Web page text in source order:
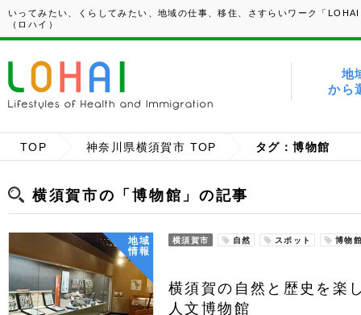
いってみたい、くらしてみたい、地域の仕事、移住、さすらいワーク「
（ロハイ）
地
から
TOP 神奈川県横須賀市 TOP タグ：博物館
横須賀市の「博物館」の記事
地域
情報
横須賀市 自然 スポット 博物
横須賀の自然と歴史を楽
人文博物館